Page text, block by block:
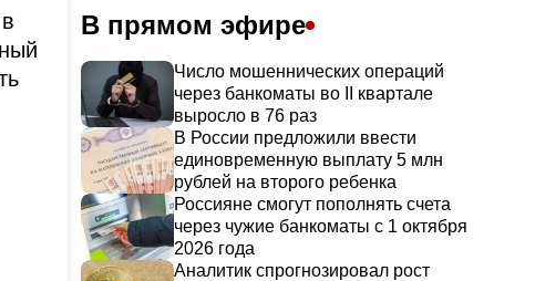
В прямом эфире
Число мошеннических операций
через банкоматы во II квартале
выросло в 76 раз
В России предложили ввести
единовременную выплату 5 млн
рублей на второго ребенка
Россияне смогут пополнять счета
через чужие банкоматы с 1 октября
2026 года
Аналитик спрогнозировал рост